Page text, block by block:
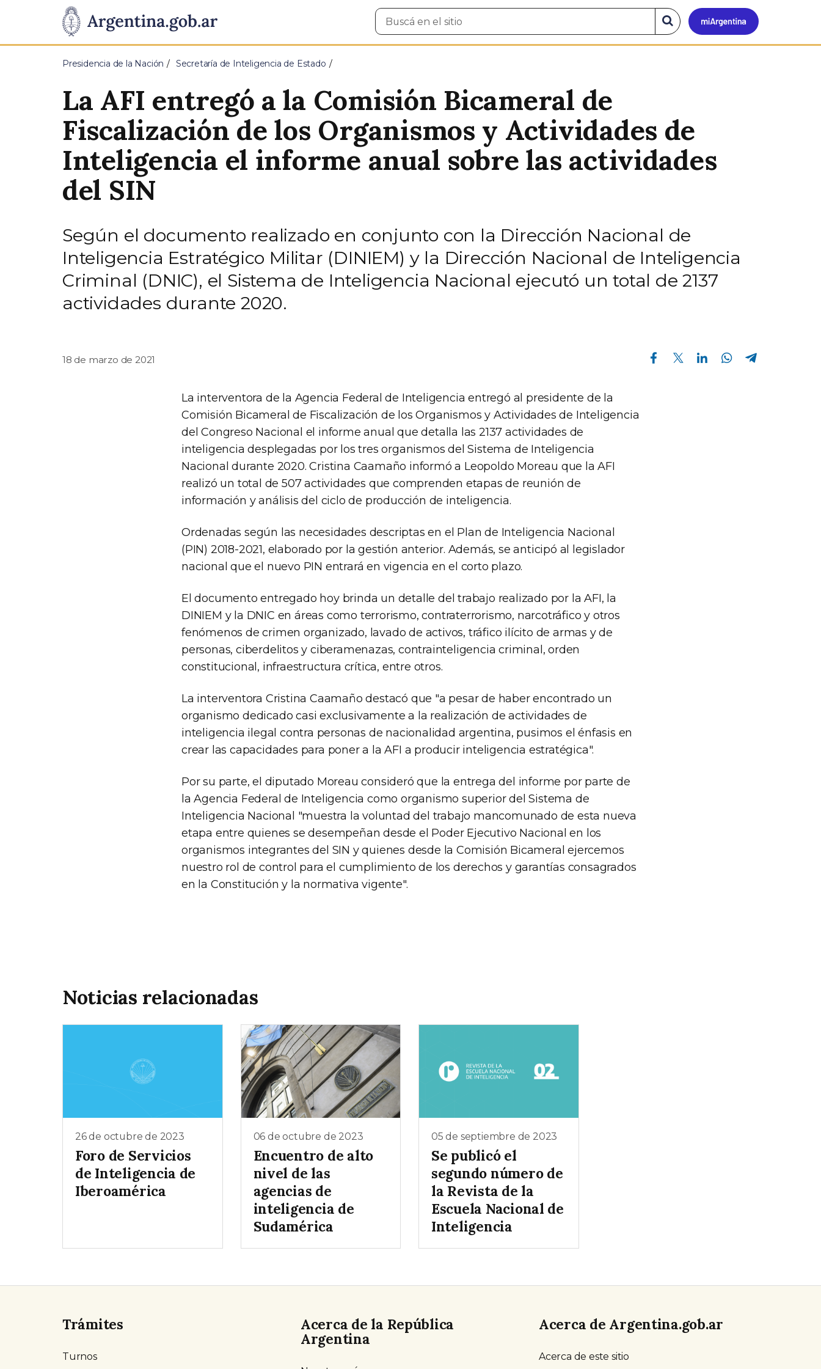
Presidencia
de
Pasar al contenido principal
Mi
Buscar
en
Buscar
en
el
Presidencia de la Nación Secretaría de Inteligencia de Estado
La AFI entregó a la Comisión Bicameral de
Fiscalización de los Organismos y Actividades de
Inteligencia el informe anual sobre las actividades
del SIN
Según el documento realizado en conjunto con la Dirección Nacional de
Inteligencia Estratégico Militar (DINIEM) y la Dirección Nacional de Inteligencia
Criminal (DNIC), el Sistema de Inteligencia Nacional ejecutó un total de 2137
actividades durante 2020.
18 de marzo de 2021
Compartir en Facebook Compartir en Twitter Compartir en Linkedin Compartir en Whatsapp
La interventora de la Agencia Federal de Inteligencia entregó al presidente de la
Comisión Bicameral de Fiscalización de los Organismos y Actividades de Inteligencia
del Congreso Nacional el informe anual que detalla las 2137 actividades de
inteligencia desplegadas por los tres organismos del Sistema de Inteligencia
Nacional durante 2020. Cristina Caamaño informó a Leopoldo Moreau que la AFI
realizó un total de 507 actividades que comprenden etapas de reunión de
información y análisis del ciclo de producción de inteligencia.
Ordenadas según las necesidades descriptas en el Plan de Inteligencia Nacional
(PIN) 2018-2021, elaborado por la gestión anterior. Además, se anticipó al legislador
nacional que el nuevo PIN entrará en vigencia en el corto plazo.
El documento entregado hoy brinda un detalle del trabajo realizado por la AFI, la
DINIEM y la DNIC en áreas como terrorismo, contraterrorismo, narcotráfico y otros
fenómenos de crimen organizado, lavado de activos, tráfico ilícito de armas y de
personas, ciberdelitos y ciberamenazas, contrainteligencia criminal, orden
constitucional, infraestructura crítica, entre otros.
La interventora Cristina Caamaño destacó que "a pesar de haber encontrado un
organismo dedicado casi exclusivamente a la realización de actividades de
inteligencia ilegal contra personas de nacionalidad argentina, pusimos el énfasis en
crear las capacidades para poner a la AFI a producir inteligencia estratégica".
Por su parte, el diputado Moreau consideró que la entrega del informe por parte de
la Agencia Federal de Inteligencia como organismo superior del Sistema de
Inteligencia Nacional "muestra la voluntad del trabajo mancomunado de esta nueva
etapa entre quienes se desempeñan desde el Poder Ejecutivo Nacional en los
organismos integrantes del SIN y quienes desde la Comisión Bicameral ejercemos
nuestro rol de control para el cumplimiento de los derechos y garantías consagrados
en la Constitución y la normativa vigente".
Noticias relacionadas
26 de octubre de 2023
Foro de Servicios
de Inteligencia de
Iberoamérica
06 de octubre de 2023
Encuentro de alto
nivel de las
agencias de
inteligencia de
Sudamérica
05 de septiembre de 2023
Se publicó el
segundo número de
la Revista de la
Escuela Nacional de
Inteligencia
Trámites
Turnos
Acerca de la República
Argentina
Acerca de Argentina.gob.ar
Acerca de este sitio